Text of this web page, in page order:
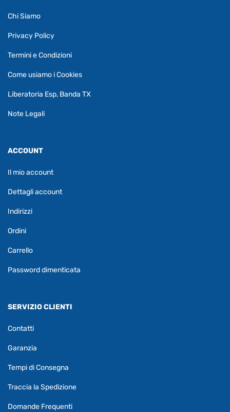
Chi Siamo
Privacy Policy
Termini e Condizioni
Come usiamo i Cookies
Liberatoria Esp, Banda TX
Note Legali
ACCOUNT
Il mio account
Dettagli account
Indirizzi
Ordini
Carrello
Password dimenticata
SERVIZIO CLIENTI
Contatti
Garanzia
Tempi di Consegna
Traccia la Spedizione
Domande Frequenti